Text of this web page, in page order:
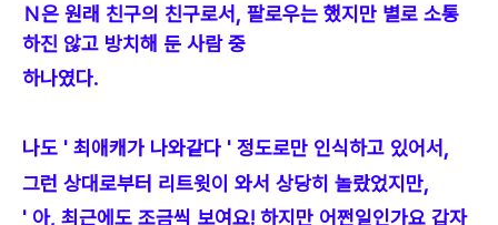
Ｎ은 원래 친구의 친구로서, 팔로우는 했지만 별로 소통
하진 않고 방치해 둔 사람 중
하나였다.
나도 ' 최애캐가 나와같다 ' 정도로만 인식하고 있어서,
그런 상대로부터 리트윗이 와서 상당히 놀랐었지만,
' 아, 최근에도 조금씩 보여요! 하지만 어쩐일인가요 갑자